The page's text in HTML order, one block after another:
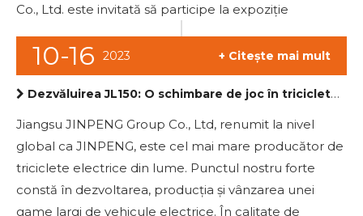
Co., Ltd. este invitată să participe la expoziție
10-16 2023 + Citește mai mult
Dezvăluirea JL150: O schimbare de joc în triciclete electrice
Jiangsu JINPENG Group Co., Ltd, renumit la nivel
global ca JINPENG, este cel mai mare producător de
triciclete electrice din lume. Punctul nostru forte
constă în dezvoltarea, producția și vânzarea unei
game largi de vehicule electrice. În calitate de